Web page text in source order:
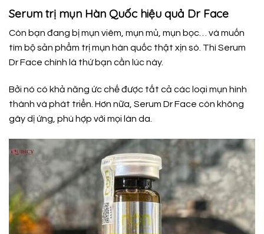
Serum trị mụn Hàn Quốc hiệu quả Dr Face
Còn bạn đang bị mụn viêm, mụn mủ, mụn bọc… và muốn
tìm bộ sản phẩm trị mụn hàn quốc thật xịn sò. Thì Serum
Dr Face chính là thứ bạn cần lúc này.
Bởi nó có khả năng ức chế được tất cả các loại mụn hình
thành và phát triển. Hơn nữa, Serum Dr Face còn không
gây dị ứng, phù hợp với mọi làn da.